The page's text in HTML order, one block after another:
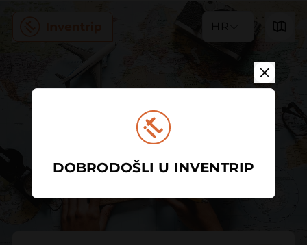
HR
DOBRODOŠLI U INVENTRIP